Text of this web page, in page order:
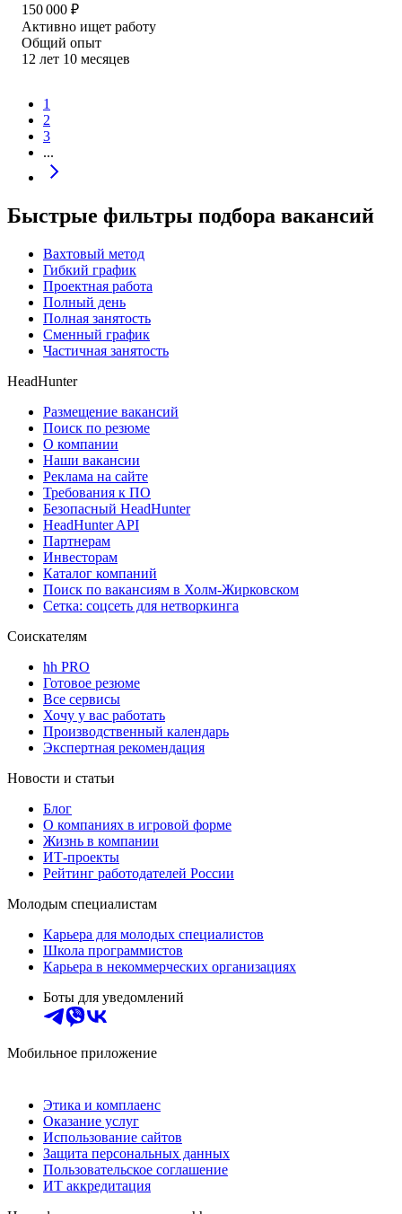
150 000 ₽
Активно ищет работу
Общий опыт
12 лет 10 месяцев
1
2
3
...
Быстрые фильтры подбора вакансий
Вахтовый метод
Гибкий график
Проектная работа
Полный день
Полная занятость
Сменный график
Частичная занятость
HeadHunter
Размещение вакансий
Поиск по резюме
О компании
Наши вакансии
Реклама на сайте
Требования к ПО
Безопасный HeadHunter
HeadHunter API
Партнерам
Инвесторам
Каталог компаний
Поиск по вакансиям в Холм-Жирковском
Сетка: соцсеть для нетворкинга
Соискателям
hh PRO
Готовое резюме
Все сервисы
Хочу у вас работать
Производственный календарь
Экспертная рекомендация
Новости и статьи
Блог
О компаниях в игровой форме
Жизнь в компании
ИТ-проекты
Рейтинг работодателей России
Молодым специалистам
Карьера для молодых специалистов
Школа программистов
Карьера в некоммерческих организациях
Боты для уведомлений
Мобильное приложение
Этика и комплаенс
Оказание услуг
Использование сайтов
Защита персональных данных
Пользовательское соглашение
ИТ аккредитация